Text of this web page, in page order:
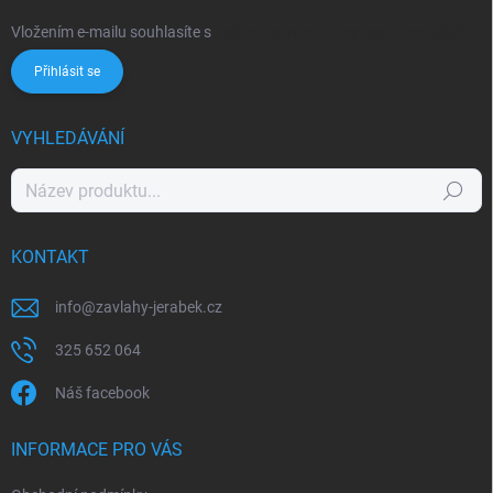
Vložením e-mailu souhlasíte s
Přihlásit se
VYHLEDÁVÁNÍ
Hledat
KONTAKT
info@zavlahy-jerabek.cz
325 652 064
Náš facebook
INFORMACE PRO VÁS